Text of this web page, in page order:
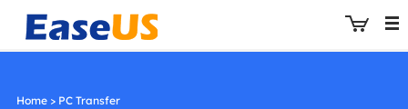
Home> PC Transfer